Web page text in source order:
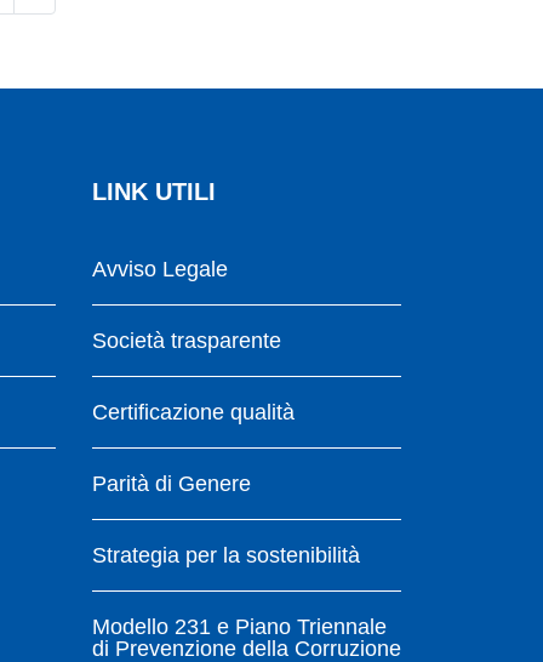
LINK UTILI
Avviso Legale
Società trasparente
Certificazione qualità
Parità di Genere
Strategia per la sostenibilità
Modello 231 e Piano Triennale
di Prevenzione della Corruzione